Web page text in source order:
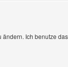
Ich benutze